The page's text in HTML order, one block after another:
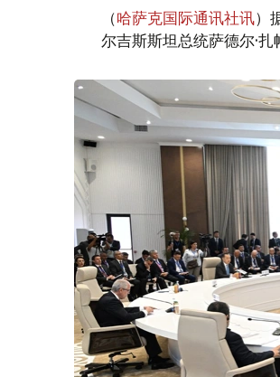
（哈萨克国际通讯社讯）
尔吉斯斯坦总统萨德尔·